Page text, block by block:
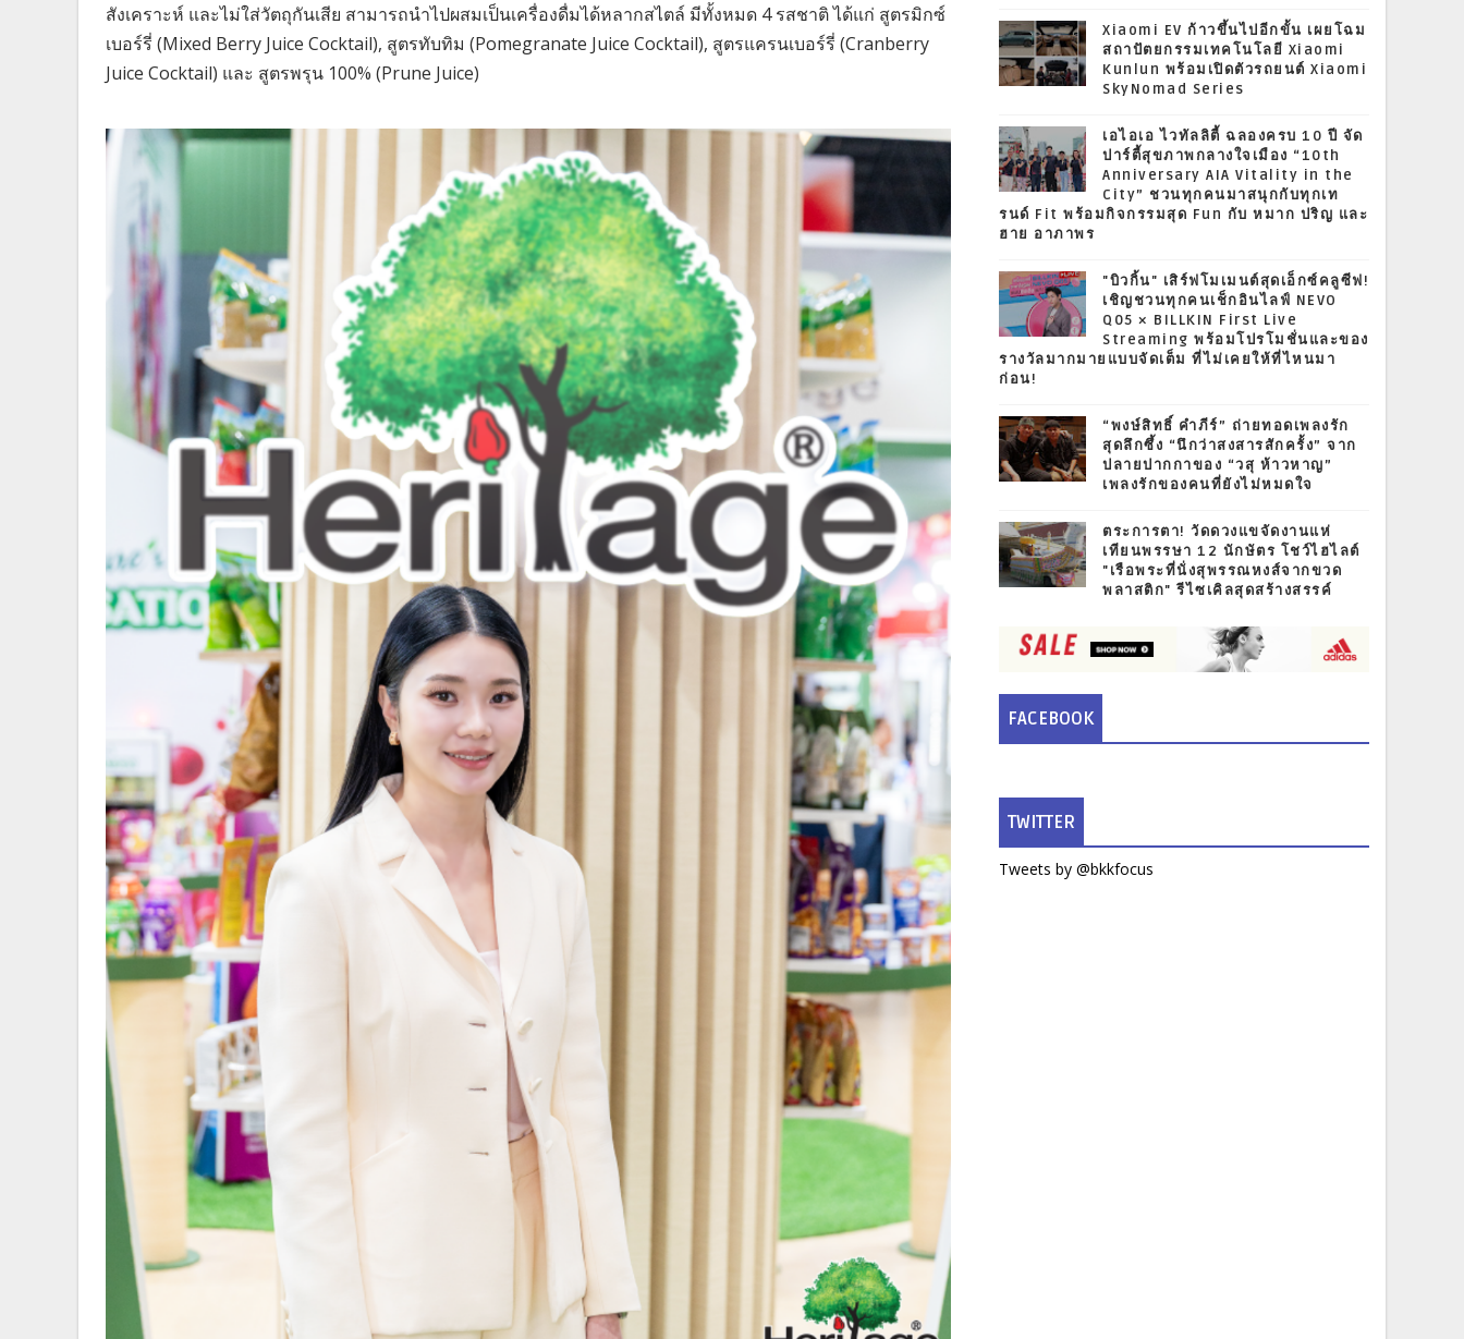
สังเคราะห์ และไม่ใส่วัตถุกันเสีย สามารถนำไปผสมเป็นเครื่องดื่มได้หลากสไตล์ มีทั้งหมด 4 รสชาติ ได้แก่ สูตรมิกซ์
เบอร์รี่ (Mixed Berry Juice Cocktail), สูตรทับทิม (Pomegranate Juice Cocktail), สูตรแครนเบอร์รี่ (Cranberry
Juice Cocktail) และ สูตรพรุน 100% (Prune Juice)
Xiaomi EV ก้าวขึ้นไปอีกขั้น เผยโฉม
สถาปัตยกรรมเทคโนโลยี Xiaomi
Kunlun พร้อมเปิดตัวรถยนต์ Xiaomi
SkyNomad Series
เอไอเอ ไวทัลลิตี้ ฉลองครบ 10 ปี จัด
ปาร์ตี้สุขภาพกลางใจเมือง “10th
Anniversary AIA Vitality in the
City” ชวนทุกคนมาสนุกกับทุกเท
รนด์ Fit พร้อมกิจกรรมสุด Fun กับ หมาก ปริญ และ
ฮาย อาภาพร
"บิวกิ้น" เสิร์ฟโมเมนต์สุดเอ็กซ์คลูซีฟ!
เชิญชวนทุกคนเช็กอินไลฟ์ NEVO
Q05 × BILLKIN First Live
Streaming พร้อมโปรโมชั่นและของ
รางวัลมากมายแบบจัดเต็ม ที่ไม่เคยให้ที่ไหนมา
ก่อน!
“พงษ์สิทธิ์ คำภีร์” ถ่ายทอดเพลงรัก
สุดลึกซึ้ง “นึกว่าสงสารสักครั้ง” จาก
ปลายปากกาของ “วสุ ห้าวหาญ”
เพลงรักของคนที่ยังไม่หมดใจ
ตระการตา! วัดดวงแขจัดงานแห่
เทียนพรรษา 12 นักษัตร โชว์ไฮไลต์
"เรือพระที่นั่งสุพรรณหงส์จากขวด
พลาสติก" รีไซเคิลสุดสร้างสรรค์
FACEBOOK
TWITTER
Tweets by @bkkfocus